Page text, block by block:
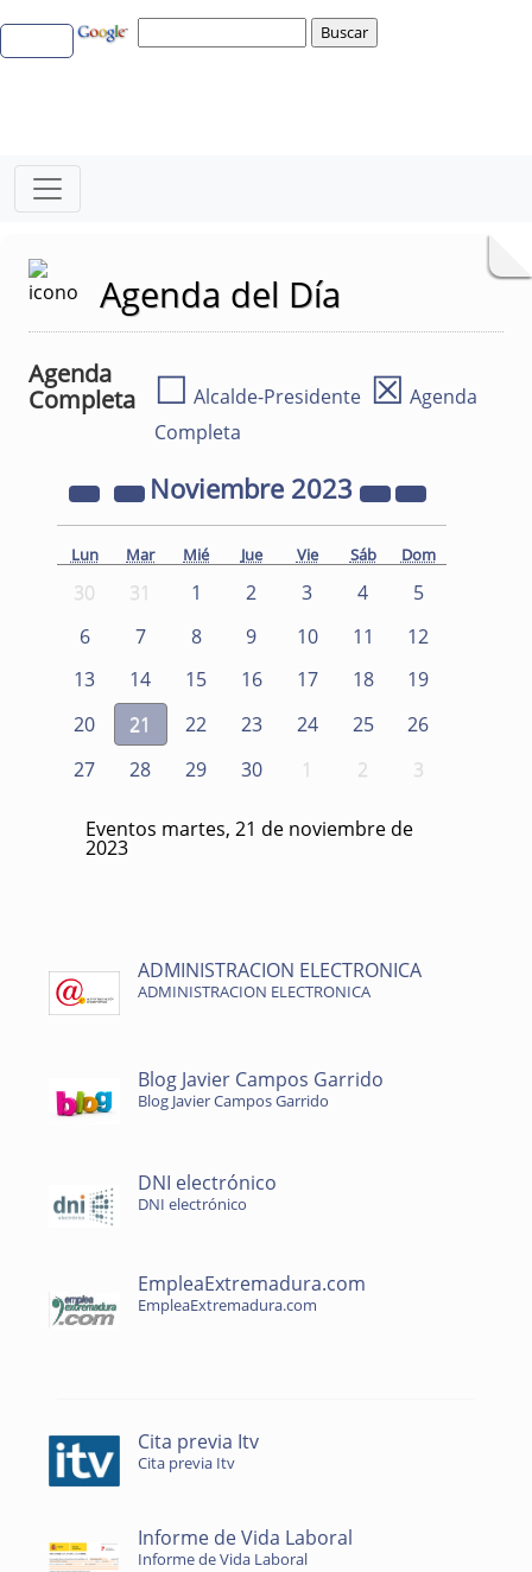
Agenda del Día
Agenda
Completa
☐ Alcalde-Presidente ☒ Agenda
Completa
Noviembre 2023
Lun Mar Mié Jue Vie Sáb Dom
30 31 1 2 3 4
5
6
7 8 9 10 11
12
13
14 15 16 17 18
19
20
21 22 23 24 25
26
27
28 29 30 1 2 3
Eventos martes, 21 de noviembre de
2023
ADMINISTRACION ELECTRONICA
ADMINISTRACION ELECTRONICA
Blog Javier Campos Garrido
Blog Javier Campos Garrido
DNI electrónico
DNI electrónico
EmpleaExtremadura.com
EmpleaExtremadura.com
Cita previa Itv
Cita previa Itv
Informe de Vida Laboral
Informe de Vida Laboral